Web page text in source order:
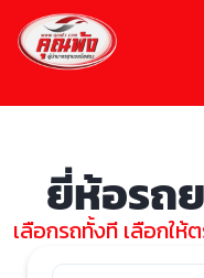
ยี่ห้อรถ
เลือกรถทั้งที เลือกใ